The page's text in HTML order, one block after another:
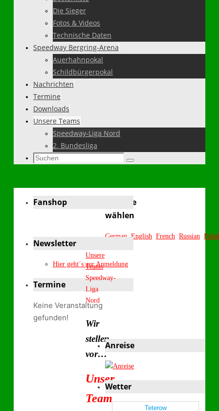
Die Sieger
Fotos & Videos
Technische Daten
Speedway Bergring-Arena
Auerhahnpokal
Schildbürgerpokal
Nachrichten
Termine
Downloads
Unsere Teams
Speedway-Liga Nord
2. Bundesliga
Suchen
Suchen
Sprache
wählen
German English French Russian
Start
Unsere
Teams
Speedway-
Liga
Nord
Wir
stellen
vor…
Unser
Team
Fanshop
Newsletter
Hier geht´s zur Anmeldung
Termine
Keine Veranstaltung
gefunden!
Anreise
Wetter